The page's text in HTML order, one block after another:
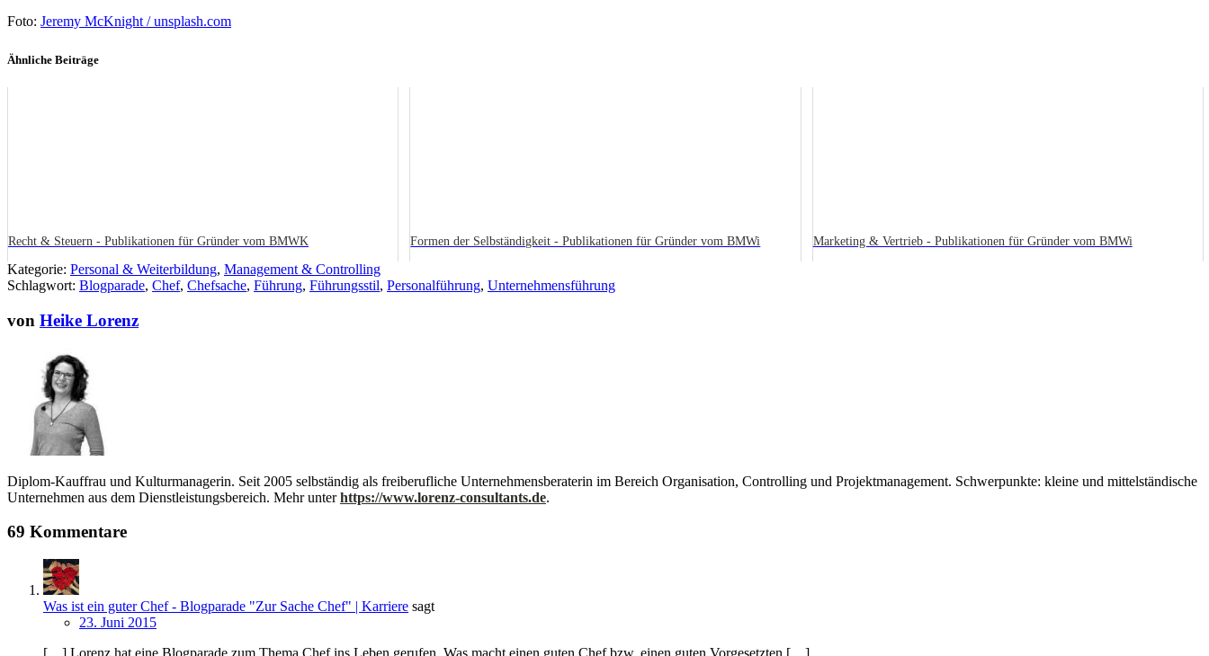
Foto: Jeremy McKnight / unsplash.com
Ähnliche Beiträge
Recht & Steuern - Publikationen für Gründer vom BMWK Formen der Selbständigkeit - Publikationen für Gründer vom BMWi Marketing & Vertrieb - Publikationen für Gründer vom BMWi
Kategorie: Personal & Weiterbildung, Management & Controlling
Schlagwort: Blogparade, Chef, Chefsache, Führung, Führungsstil, Personalführung, Unternehmensführung
von Heike Lorenz
Diplom-Kauffrau und Kulturmanagerin. Seit 2005 selbständig als freiberufliche Unternehmensberaterin im Bereich Organisation, Controlling und Projektmanagement. Schwerpunkte: kleine und mittelständische
Unternehmen aus dem Dienstleistungsbereich. Mehr unterhttps://www.lorenz-consultants.de.
69 Kommentare
Was ist ein guter Chef - Blogparade "Zur Sache Chef" | Karriere sagt
23. Juni 2015